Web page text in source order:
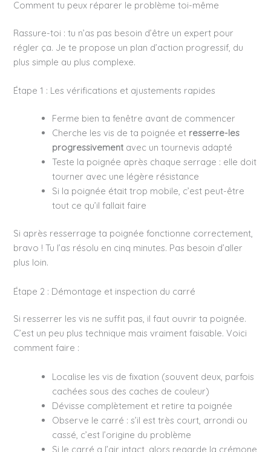
Comment tu peux réparer le problème toi-même
Rassure-toi : tu n’as pas besoin d’être un expert pour
régler ça. Je te propose un plan d’action progressif, du
plus simple au plus complexe.
Étape 1 : Les vérifications et ajustements rapides
Ferme bien ta fenêtre avant de commencer
Cherche les vis de ta poignée et resserre-les
progressivement avec un tournevis adapté
Teste la poignée après chaque serrage : elle doit
tourner avec une légère résistance
Si la poignée était trop mobile, c’est peut-être
tout ce qu’il fallait faire
Si après resserrage ta poignée fonctionne correctement,
bravo ! Tu l’as résolu en cinq minutes. Pas besoin d’aller
plus loin.
Étape 2 : Démontage et inspection du carré
Si resserrer les vis ne suffit pas, il faut ouvrir ta poignée.
C’est un peu plus technique mais vraiment faisable. Voici
comment faire :
Localise les vis de fixation (souvent deux, parfois
cachées sous des caches de couleur)
Dévisse complètement et retire ta poignée
Observe le carré : s’il est très court, arrondi ou
cassé, c’est l’origine du problème
Si le carré a l’air intact, alors regarde la crémone